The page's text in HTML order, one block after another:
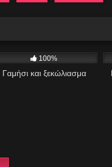
100%
Γαμήσι και ξεκώλιασμα